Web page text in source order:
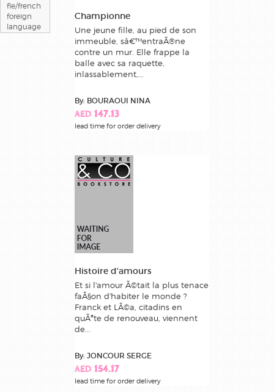
fle/french
foreign
language
Championne
Une jeune fille, au pied de son
immeuble, sâ€™entraÃ®ne
contre un mur. Elle frappe la
balle avec sa raquette,
inlassablement,...
By: BOURAOUI NINA
AED 147.13
lead time for order delivery
Histoire d'amours
Et si l'amour Ã©tait la plus tenace
faÃ§on d'habiter le monde ?
Franck et LÃ©a, citadins en
quÃªte de renouveau, viennent
de...
By: JONCOUR SERGE
AED 154.17
lead time for order delivery